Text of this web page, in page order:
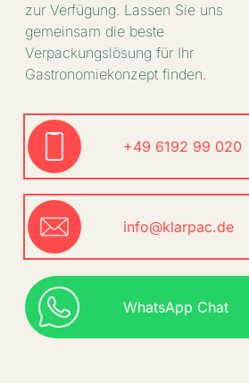
zur Verfügung. Lassen Sie uns
gemeinsam die beste
Verpackungslösung für Ihr
Gastronomiekonzept finden.
+49 6192 99 020
info@klarpac.de
WhatsApp Chat